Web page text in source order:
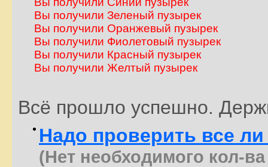
Вы получили Зеленый пузырек
Вы получили Оранжевый пузырек
Вы получили Фиолетовый пузырек
Вы получили Красный пузырек
Вы получили Желтый пузырек
Всё прошло успешно.
Надо проверить все
(Нет необходимого кол-